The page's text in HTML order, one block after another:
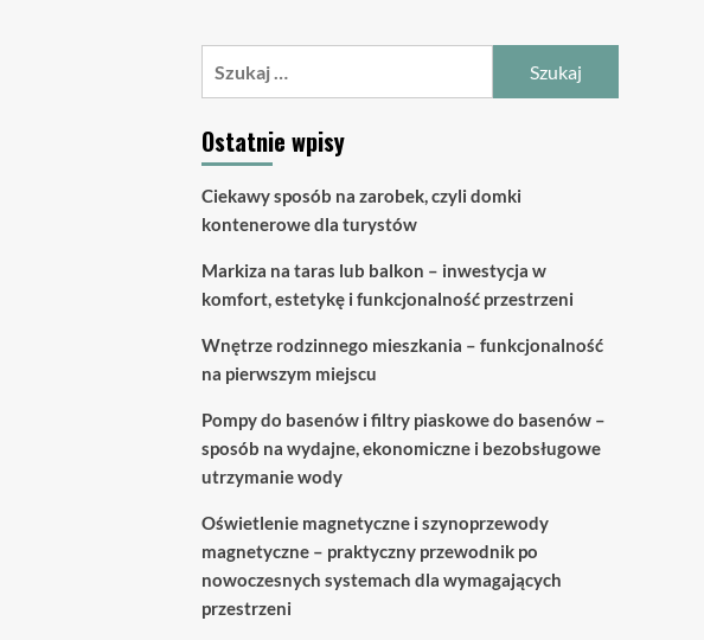
Ostatnie wpisy
Ciekawy sposób na zarobek, czyli domki
kontenerowe dla turystów
Markiza na taras lub balkon – inwestycja w
komfort, estetykę i funkcjonalność przestrzeni
Wnętrze rodzinnego mieszkania – funkcjonalność
na pierwszym miejscu
Pompy do basenów i filtry piaskowe do basenów –
sposób na wydajne, ekonomiczne i bezobsługowe
utrzymanie wody
Oświetlenie magnetyczne i szynoprzewody
magnetyczne – praktyczny przewodnik po
nowoczesnych systemach dla wymagających
przestrzeni